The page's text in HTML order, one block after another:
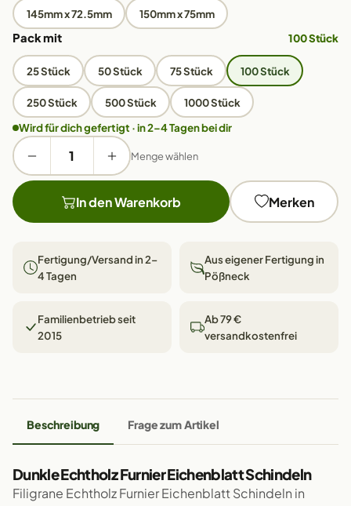
145mm x 72.5mm 150mm x 75mm
Pack mit 100 Stück
25 Stück 50 Stück 75 Stück 100 Stück
250 Stück 500 Stück
1000 Stück
Wird für dich gefertigt · in 2–4 Tagen bei dir
Menge wählen
In den Warenkorb Merken
Fertigung/Versand in 2–
4 Tagen
Aus eigener Fertigung in
Pößneck
Familienbetrieb seit
2015
Ab 79 €
versandkostenfrei
Beschreibung Frage zum Artikel
Dunkle Echtholz Furnier Eichenblatt Schindeln
Filigrane Echtholz Furnier Eichenblatt Schindeln in